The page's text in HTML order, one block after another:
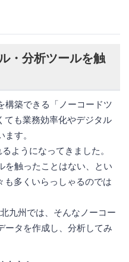
・分析ツールを触
構築できる「ノーコードツ
ても業務効率化やデジタル
す。
ようになってきました。
を触ったことはない、とい
も多くいらっしゃるのでは
九州では、そんなノーコー
ータを作成し、分析してみ